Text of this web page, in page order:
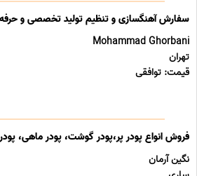
سفارش آهنگسازی و تنظیم تولید تخصصی و حرفه
Mohammad Ghorbani
تهران
قیمت: توافقی
فروش انواع پودر پر،پودر گوشت، پودر ماهی،
نگین آرمان